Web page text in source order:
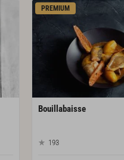
PREMIUM
Bouillabaisse
193